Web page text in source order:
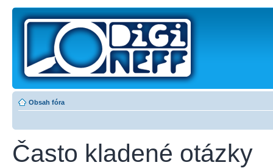
Obsah fóra
Často kladené otázky